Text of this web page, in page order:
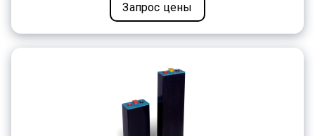
Запрос цены